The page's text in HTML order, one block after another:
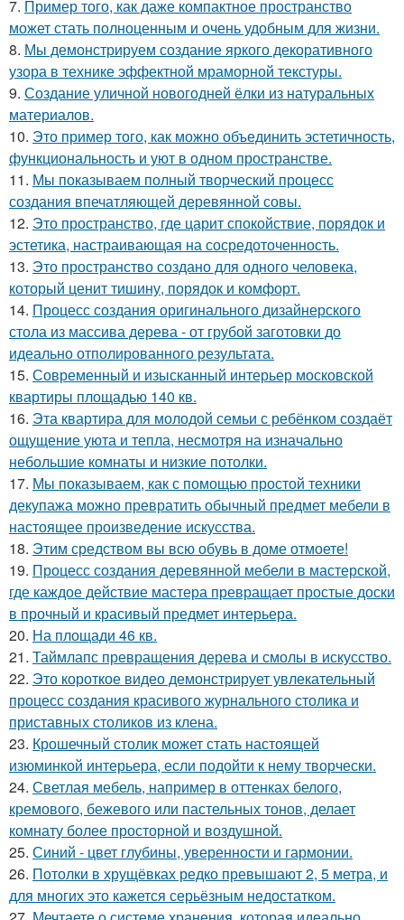
7. Пример того, как даже компактное пространство
может стать полноценным и очень удобным для жизни.
8. Мы демонстрируем создание яркого декоративного
узора в технике эффектной мраморной текстуры.
9. Создание уличной новогодней ёлки из натуральных
материалов.
10. Это пример того, как можно объединить эстетичность,
функциональность и уют в одном пространстве.
11. Мы показываем полный творческий процесс
создания впечатляющей деревянной совы.
12. Это пространство, где царит спокойствие, порядок и
эстетика, настраивающая на сосредоточенность.
13. Это пространство создано для одного человека,
который ценит тишину, порядок и комфорт.
14. Процесс создания оригинального дизайнерского
стола из массива дерева - от грубой заготовки до
идеально отполированного результата.
15. Современный и изысканный интерьер московской
квартиры площадью 140 кв.
16. Эта квартира для молодой семьи с ребёнком создаёт
ощущение уюта и тепла, несмотря на изначально
небольшие комнаты и низкие потолки.
17. Мы показываем, как с помощью простой техники
декупажа можно превратить обычный предмет мебели в
настоящее произведение искусства.
18. Этим средством вы всю обувь в доме отмоете!
19. Процесс создания деревянной мебели в мастерской,
где каждое действие мастера превращает простые доски
в прочный и красивый предмет интерьера.
20. На площади 46 кв.
21. Таймлапс превращения дерева и смолы в искусство.
22. Это короткое видео демонстрирует увлекательный
процесс создания красивого журнального столика и
приставных столиков из клена.
23. Крошечный столик может стать настоящей
изюминкой интерьера, если подойти к нему творчески.
24. Светлая мебель, например в оттенках белого,
кремового, бежевого или пастельных тонов, делает
комнату более просторной и воздушной.
25. Синий - цвет глубины, уверенности и гармонии.
26. Потолки в хрущёвках редко превышают 2, 5 метра, и
для многих это кажется серьёзным недостатком.